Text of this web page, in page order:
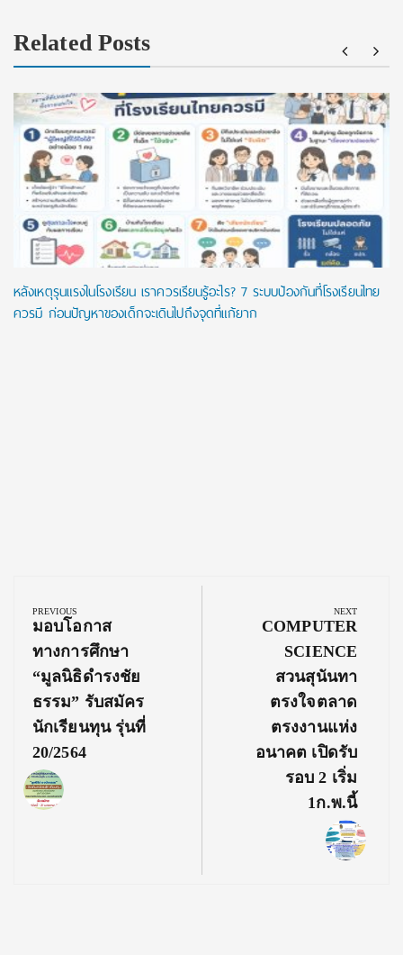
Related Posts
หลังเหตุรุนแรงในโรงเรียน เราควรเรียนรู้อะไร? 7 ระบบป้องกันที่โรงเรียนไทย
ควรมี ก่อนปัญหาของเด็กจะเดินไปถึงจุดที่แก้ยาก
navigation
PREVIOUS
Previous
Post:
มอบโอกาส
ทางการศึกษา
“มูลนิธิดำรงชัย
ธรรม” รับสมัคร
นักเรียนทุน รุ่นที่
20/2564
NEXT
Next
Post:
COMPUTER
SCIENCE
สวนสุนันทา
ตรงใจตลาด
ตรงงานแห่ง
อนาคต เปิดรับ
รอบ 2 เริ่ม
1ก.พ.นี้